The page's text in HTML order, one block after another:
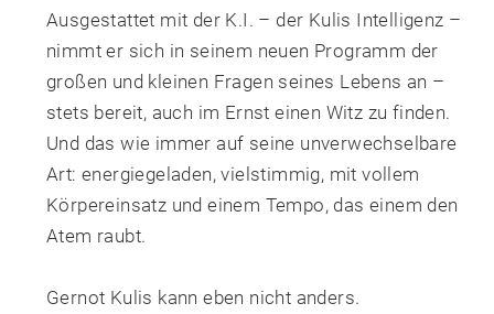
Ausgestattet mit der K.I. – der Kulis Intelligenz –
nimmt er sich in seinem neuen Programm der
großen und kleinen Fragen seines Lebens an –
stets bereit, auch im Ernst einen Witz zu finden.
Und das wie immer auf seine unverwechselbare
Art: energiegeladen, vielstimmig, mit vollem
Körpereinsatz und einem Tempo, das einem den
Atem raubt.
Gernot Kulis kann eben nicht anders.